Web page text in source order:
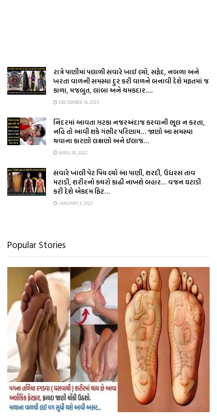
રાત્રે પાણીમાં પલાળી સવારે ખાઈ લ્યો, સફેદ, નબળા અને
ખરતા વાળની સમસ્યા દુર કરી વાળને બનાવી દેશે મફતમાં જ
કાળા, મજબુત, લાંબા અને ચમકદાર….
DECEMBER 14, 2023
નિંદરમાં આવતા ઝટકા નજરઅંદાજ કરવાની ભૂલ ન કરતા,
નહિ તો આવી શકે ગંભીર પરિણામ… જાણો આ સમસ્યા
થવાના કારણો લક્ષણો અને ઈલાજ…
APRIL 30, 2022
સવારે ખાલી પેટ પિય લ્યો આ પાણી, શરદી, ઉધરસ તાવ
મટાડી, શરીરનો કચરો કાઢી નાખશે બહાર… વજન ઘટાડી
કરી દેશે એકદમ ફિટ…
JANUARY 3, 2023
Popular Stories